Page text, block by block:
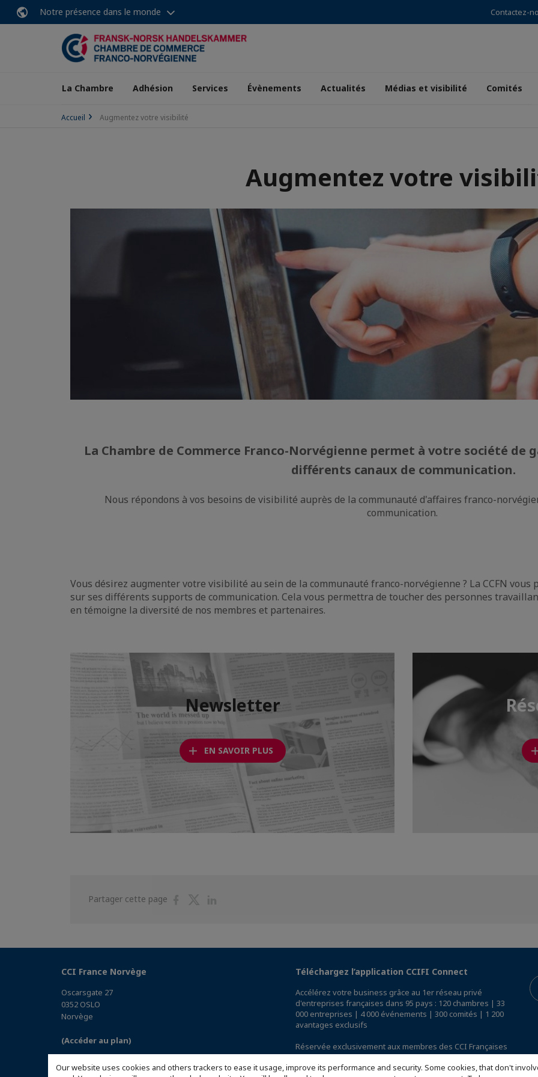
Our website uses cookies and others trackers to ease it usage, improve its performance and security. Some cookies, that don't
Notre présence dans le monde Contactez-
La Chambre Adhésion Services Évènements Actualités Médias et visibilité Comités
Accueil Augmentez votre visibilité
Augmentez votre
La Chambre de Commerce Franco-Norvégienne permet à votre société de
différents canaux de communication.
Nous répondons à vos besoins de visibilité auprès de la communauté d'affaires franco-
communication.
Vous désirez augmenter votre visibilité au sein de la communauté franco-norvégienne ? La CCFN vous
sur ses différents supports de communication. Cela vous permettra de toucher des personnes
en témoigne la diversité de nos membres et partenaires.
Newsletter
EN SAVOIR PLUS
Partager cette page
PartagerPartager
CCI France Norvège
Oscarsgate 27
0352 OSLO
Norvège
(Accéder au plan)
Téléchargez l’application CCIFI Connect
Accélérez votre business grâce au 1er réseau privé
d'entreprises françaises dans 95 pays : 120 chambres | 33
000 entreprises | 4 000 événements | 300 comités | 1 200
avantages exclusifs
Réservée exclusivement aux membres des CCI Françaises
à l'International,découvrez l'app CCIFI Connect.